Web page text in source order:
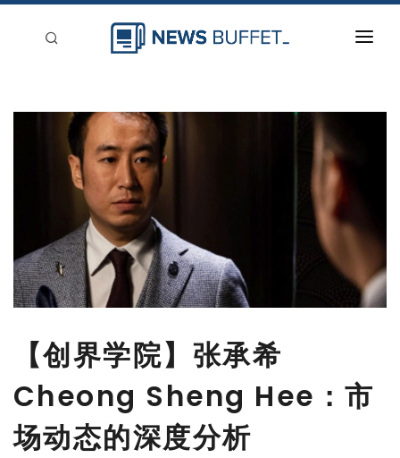
新聞稿分類
登入
刊登
【创界学院】张承希
Cheong Sheng Hee：市
场动态的深度分析